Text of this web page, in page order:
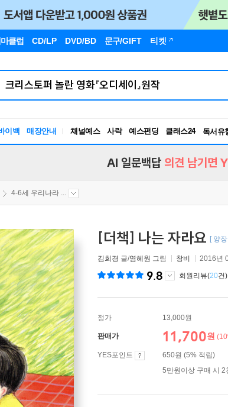
클럽 CD/LP DVD/BD 문구/GIFT 티켓
이백 매장안내 채널예스 사락 예스펀딩 클래스24
독서유
RBTI
AI 일문백답 의견 남기면
4-6세 우리나라 ...
[더책] 나는 자라요 [ 양
김희경 글/염혜원 그림 창비 2016년
9.8 회원리뷰(20건)
정가 13,000원
판매가 11,700원
YES포인트
650원 (5% 적립)
5만원이상 구매 시 2